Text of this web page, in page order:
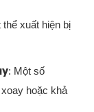
xuất hiện bị
: Một số
hoặc khả